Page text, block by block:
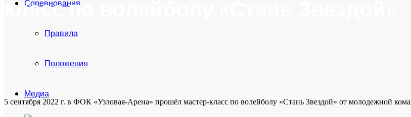
Соревнования
Правила
Положения
Медиа
класс по волейболу «Стань Звездой»
5 сентября 2022 г. в ФОК «Узловая-Арена» прошёл мастер-класс по волейболу «Стань Звездой» от молодежной